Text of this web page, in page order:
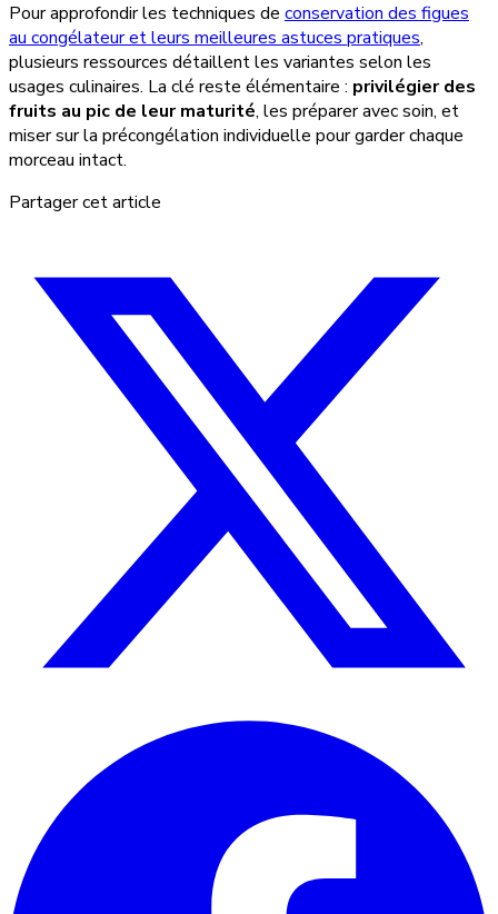
Pour approfondir les techniques de conservation des figues
au congélateur et leurs meilleures astuces pratiques,
plusieurs ressources détaillent les variantes selon les
usages culinaires. La clé reste élémentaire : privilégier des
fruits au pic de leur maturité, les préparer avec soin, et
miser sur la précongélation individuelle pour garder chaque
morceau intact.
Partager cet article